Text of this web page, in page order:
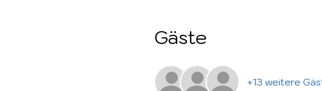
Gäste
+13 weitere